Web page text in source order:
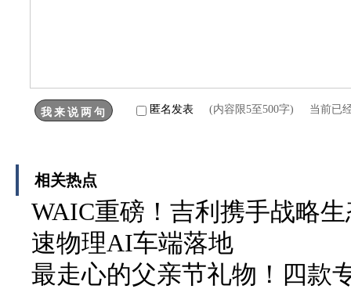
匿名发表 (内容限5至500字) 当前已
相关热点
WAIC重磅！吉利携手战略
速物理AI车端落地
最走心的父亲节礼物！四款